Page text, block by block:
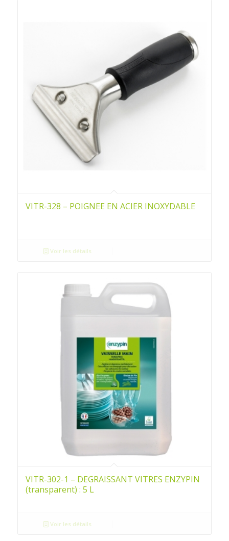
VITR-328 – POIGNEE EN ACIER INOXYDABLE
Voir les détails
VITR-302-1 – DEGRAISSANT VITRES ENZYPIN
(transparent) : 5 L
Voir les détails